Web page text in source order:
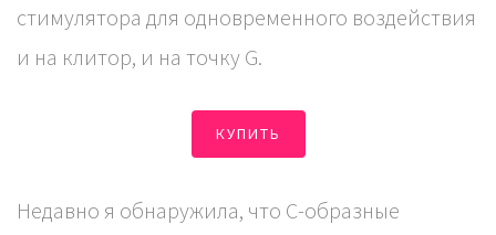
стимулятора для одновременного воздействия
и на клитор, и на точку G.
КУПИТЬ
Недавно я обнаружила, что С-образные